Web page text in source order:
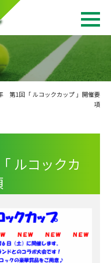
1回「 ルコックカップ 」開催要
項
ルコックカ